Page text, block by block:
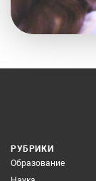
РУБРИКИ
Образование